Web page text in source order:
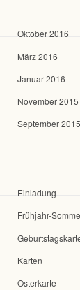
Oktober 2016
März 2016
Januar 2016
November 2015
September 2015
Einladung
Frühjahr-
Karten
Osterkarte